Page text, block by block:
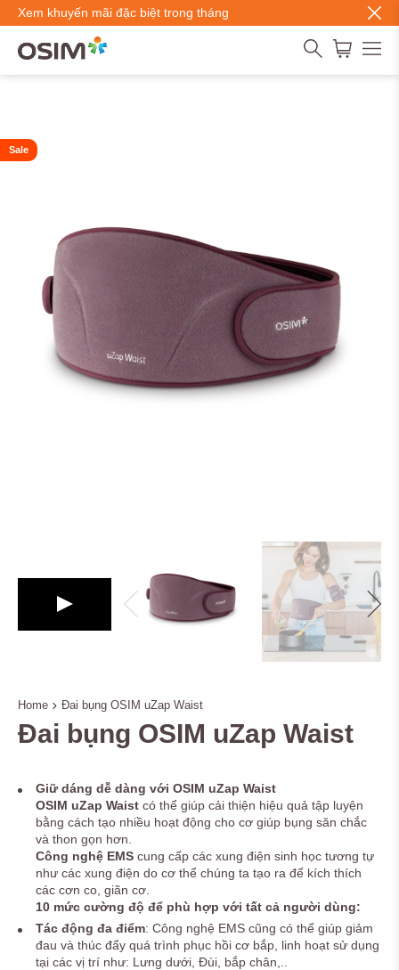
Xem khuyến mãi đặc biệt trong tháng
Sale
Home Đai bụng OSIM uZap Waist
Đai bụng OSIM uZap Waist
Giữ dáng dễ dàng với OSIM uZap Waist
OSIM uZap Waist có thể giúp cải thiện hiệu quả tập luyện
bằng cách tạo nhiều hoạt động cho cơ giúp bụng săn chắc
và thon gọn hơn.
Công nghệ EMS cung cấp các xung điện sinh học tương tự
như các xung điện do cơ thể chúng ta tạo ra để kích thích
các cơn co, giãn cơ.
10 mức cường độ để phù hợp với tất cả người dùng:
Tác động đa điểm: Công nghệ EMS cũng có thể giúp giảm
đau và thúc đẩy quá trình phục hồi cơ bắp, linh hoạt sử dụng
tại các vị trí như: Lưng dưới, Đùi, bắp chân,..